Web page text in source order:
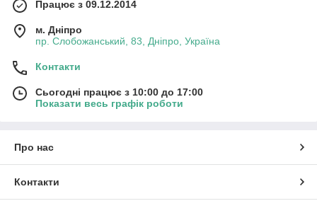
Працює з 09.12.2014
м. Дніпро
пр. Слобожанський, 83, Дніпро, Україна
Контакти
Сьогодні працює з 10:00 до 17:00
Показати весь графік роботи
Про нас
Контакти